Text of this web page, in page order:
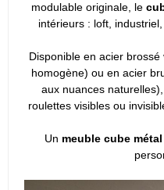
modulable originale, le
intérieurs : loft,
Disponible en acier
homogène) ou en acier
aux nuances
roulettes visibles ou
Un meuble cube métal